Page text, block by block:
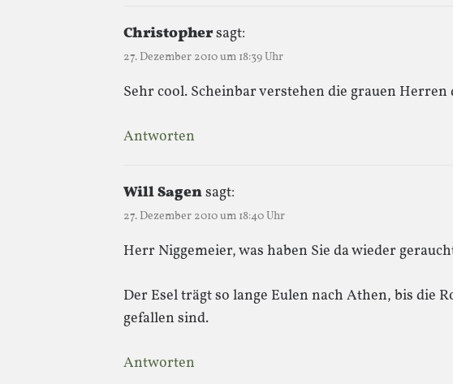
Christophersagt:
27. Dezember 2010 um 18:39 Uhr
Sehr cool. Scheinbar verstehen die grauen Herren
Antworten
Will Sagensagt:
27. Dezember 2010 um 18:40 Uhr
Herr Niggemeier, was haben Sie da wieder
Der Esel trägt so lange Eulen nach Athen, bis die
gefallen sind.
Antworten